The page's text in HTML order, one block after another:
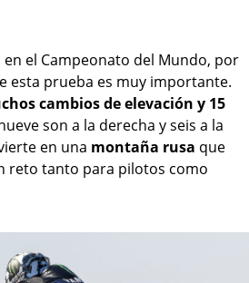
el Campeonato del Mundo, por
esta prueba es muy importante.
cambios de elevación y 15
son a la derecha y seis a la
en una montaña rusa que
reto tanto para pilotos como